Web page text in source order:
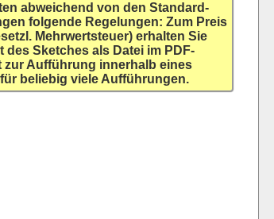
abweichend von den Standard-
folgende Regelungen: Zum Preis
Mehrwertsteuer) erhalten Sie
Sketches als Datei im PDF-
zur Aufführung innerhalb eines
beliebig viele Aufführungen.